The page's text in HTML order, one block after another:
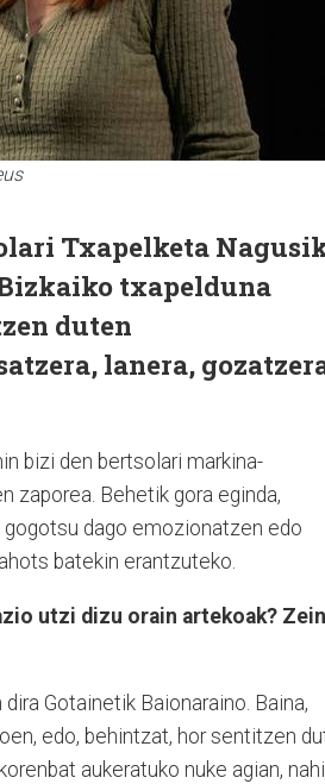
Txapelketa
txapelduna
duten
lanera,
bizi den bertsolari markina-
zaporea. Behetik gora eginda,
gogotsu dago emozionatzen edo
batekin erantzuteko.
utzi dizu orain artekoak? Zein
Gotainetik Baionaraino. Baina,
edo, behintzat, hor sentitzen
aukeratuko nuke agian,